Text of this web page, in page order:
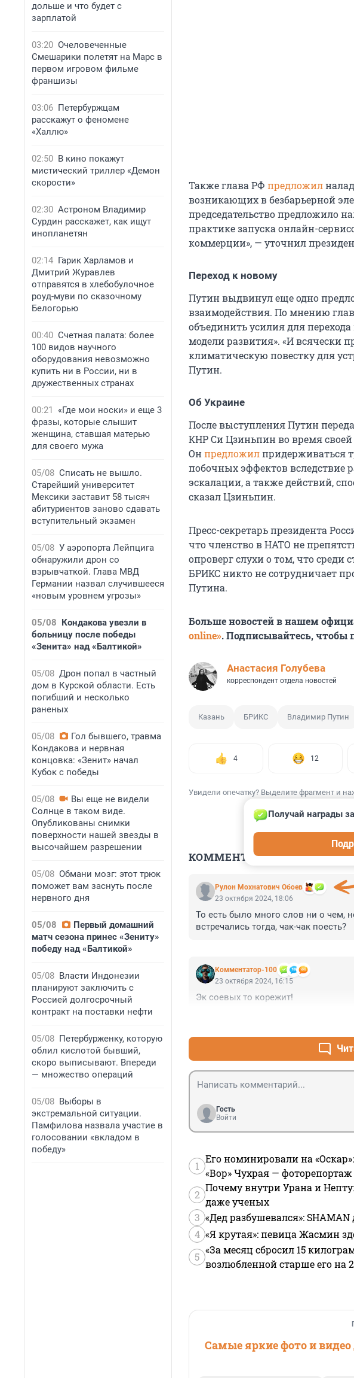
дольше и что будет с
зарплатой
03:20 Очеловеченные
Смешарики полетят на Марс в
первом игровом фильме
франшизы
03:06 Петербуржцам
расскажут о феномене
«Халлю»
02:50 В кино покажут
мистический триллер «Демон
скорости»
02:30 Астроном Владимир
Сурдин расскажет, как ищут
инопланетян
02:14 Гарик Харламов и
Дмитрий Журавлев
отправятся в хлебобулочное
роуд-муви по сказочному
Белогорью
00:40 Счетная палата: более
100 видов научного
оборудования невозможно
купить ни в России, ни в
дружественных странах
00:21
«Где мои носки» и еще 3
фразы, которые слышит
женщина, ставшая матерью
для своего мужа
05/08 Списать не вышло.
Старейший университет
Мексики заставит 58 тысяч
абитуриентов заново сдавать
вступительный экзамен
05/08 У аэропорта Лейпцига
обнаружили дрон со
взрывчаткой. Глава МВД
Германии назвал случившееся
«новым уровнем угрозы»
05/08 Кондакова увезли в
больницу после победы
«Зенита» над «Балтикой»
05/08 Дрон попал в частный
дом в Курской области. Есть
погибший и несколько
раненых
05/08
Гол бывшего, травма
Кондакова и нервная
концовка: «Зенит» начал
Кубок с победы
05/08
Вы еще не видели
Солнце в таком виде.
Опубликованы снимки
поверхности нашей звезды в
высочайшем разрешении
05/08 Обмани мозг: этот трюк
поможет вам заснуть после
нервного дня
05/08
Первый домашний
матч сезона принес «Зениту»
победу над «Балтикой»
05/08 Власти Индонезии
планируют заключить с
Россией долгосрочный
контракт на поставки нефти
05/08 Петербурженку, которую
облил кислотой бывший,
скоро выписывают. Впереди
— множество операций
05/08 Выборы в
экстремальной ситуации.
Памфилова назвала участие в
голосовании «вкладом в
победу»
Также глава РФ предложил
возникающих в безбарьерной
председательство предложило
практике запуска онлайн-
коммерции», — уточнил
Переход к новому
Путин выдвинул еще одно
взаимодействия. По мнению
объединить усилия для
модели развития». «И всячески
климатическую повестку для
Путин.
Об Украине
После выступления Путин
КНР Си Цзиньпин во время своей
Онпредложилпридерживаться
побочных эффектов вследствие
эскалации, а также действий,
сказал Цзиньпин.
Пресс-секретарь президента
что членство в НАТО не
опроверг слухи о том, что среди
БРИКС никто не сотрудничает
Путина.
Больше новостей в нашем
online». Подписывайтесь,
Анастасия Голубева
корреспондент отдела новостей
Казань БРИКС Владимир Путин
4 12
Увидели опечатку? Выделите фрагмент и
КОММЕНТАРИИ 21
Рулон Мохнатович Обоев
Получай награды
23 октября 2024, 18:06
То есть было много слов ни о чем,
встречались тогда, чак-чак поесть?
Комментатор-100
23 октября 2024, 16:15
Эк соевых то корежит!
Гость
Войти
1
Его номинировали на
«Вор» Чухрая — фоторепортаж
2
Почему внутри Урана и
даже ученых
3 «Дед разбушевался»:
4 «Я крутая»: певица Жасмин
5
«За месяц сбросил 15
возлюбленной старше его на
Самые яркие фото и